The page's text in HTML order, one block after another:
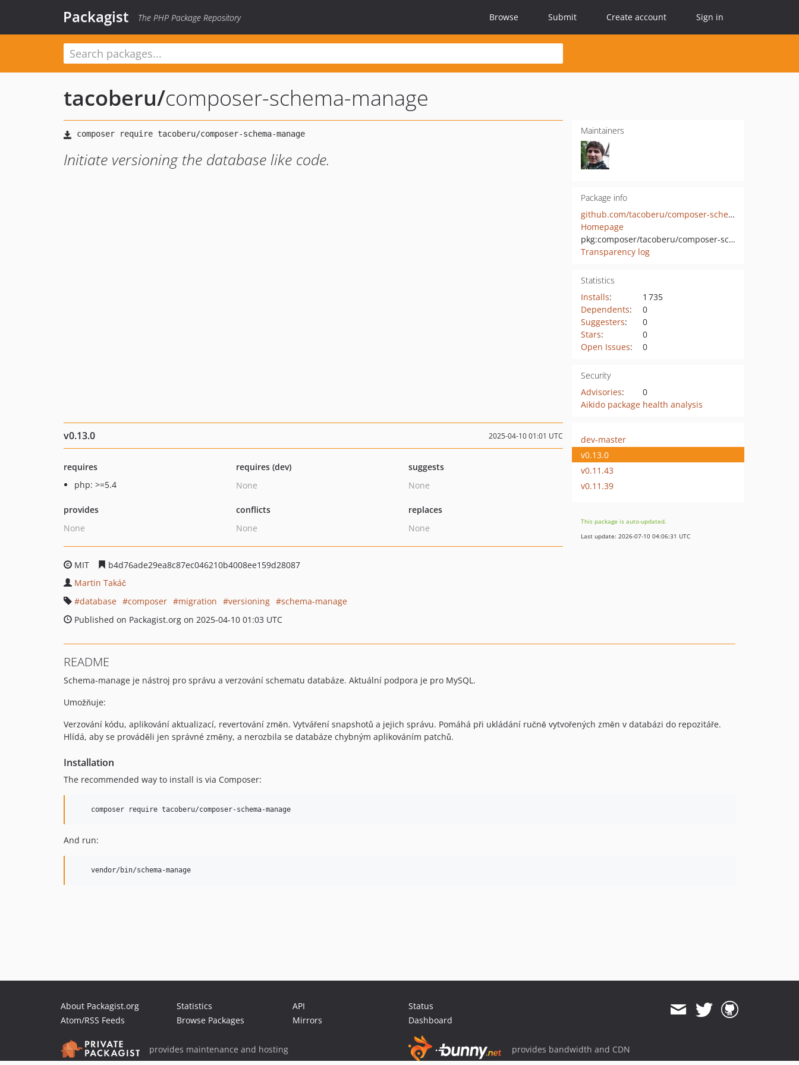
Packagist The PHP Package Repository Browse Submit Create account Sign in
tacoberu/composer-schema-manage
Initiate versioning the database like code.
Maintainers
Package info
github.com/tacoberu/composer-schema-manage
Homepage
pkg:composer/tacoberu/composer-schema-manage
Transparency log
Statistics
Installs:
1 735
Dependents:
0
Suggesters:
0
Stars:
0
Open Issues: 0
Security
Advisories:
0
Aikido package health analysis
v0.13.0 2025-04-10 01:01 UTC
requires
php: >=5.4
requires (dev)
None
suggests
None
provides
None
conflicts
None
replaces
None
MIT
b4d76ade29ea8c87ec046210b4008ee159d28087
Martin Takáč
database
composer migration versioning
schema-manage
Published on Packagist.org on 2025-04-10 01:03 UTC
dev-master
v0.13.0
v0.11.43
v0.11.39
This package is auto-updated.
Last update: 2026-07-10 04:06:31 UTC
README
Schema-manage je nástroj pro správu a verzování schematu databáze. Aktuální podpora je pro MySQL.
Umožňuje:
Verzování kódu, aplikování aktualizací, revertování změn. Vytváření snapshotů a jejich správu. Pomáhá při ukládání ručně vytvořených změn v databázi do repozitáře.
Hlídá, aby se prováděli jen správné změny, a nerozbila se databáze chybným aplikováním patchů.
Installation
The recommended way to install is via Composer:
And run:
About Packagist.org
Atom/RSS Feeds
Statistics
Browse Packages
API
Mirrors
Status
Dashboard
provides maintenance and hosting provides bandwidth and CDN